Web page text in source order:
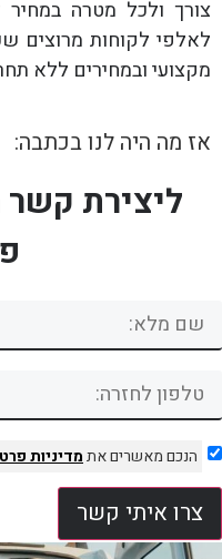
צורך ולכל מטרה
לאלפי לקוחות מרוצים
מקצועי ובמחירים ללא
אז מה היה לנו בכתבה:
ליצירת קשר
הנכם מאשרים אתמדיניות
צרו איתי קשר